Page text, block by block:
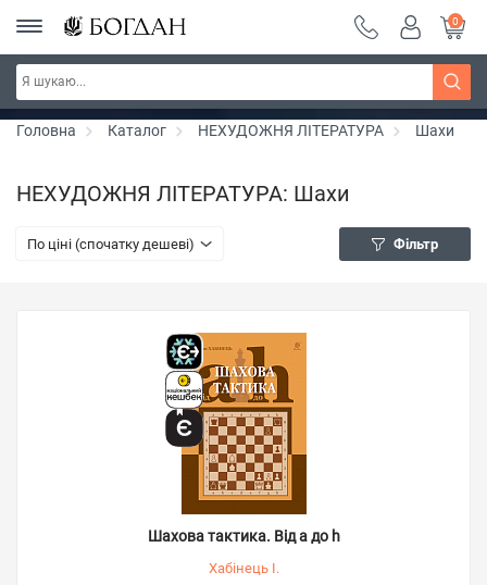
РОЗПРОДАЖ ~ 150 грн ~ 200 грн ~ 250 грн ~
300 грн ~ РОЗПРОДАЖ
Дізнатись більше
0
Головна Каталог НЕХУДОЖНЯ ЛІТЕРАТУРА Шахи
НЕХУДОЖНЯ ЛІТЕРАТУРА: Шахи
По ціні (спочатку дешеві) Фільтр
Шахова тактика. Від a до h
Хабінець І.